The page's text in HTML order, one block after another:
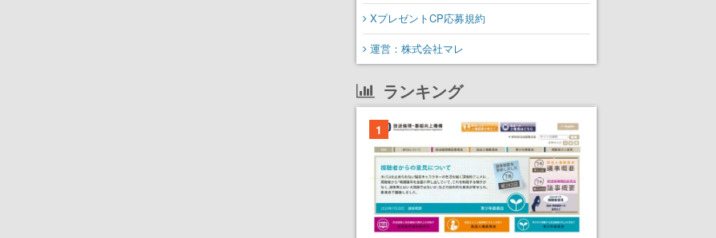
XプレゼントCP応募規約
運営：株式会社マレ
ランキング
1